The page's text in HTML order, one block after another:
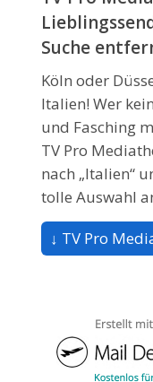
Suche
Köln oder
Italien! Wer
und Fasching
TV Pro
nach „Italien“
tolle Auswahl
↓ TV Pro